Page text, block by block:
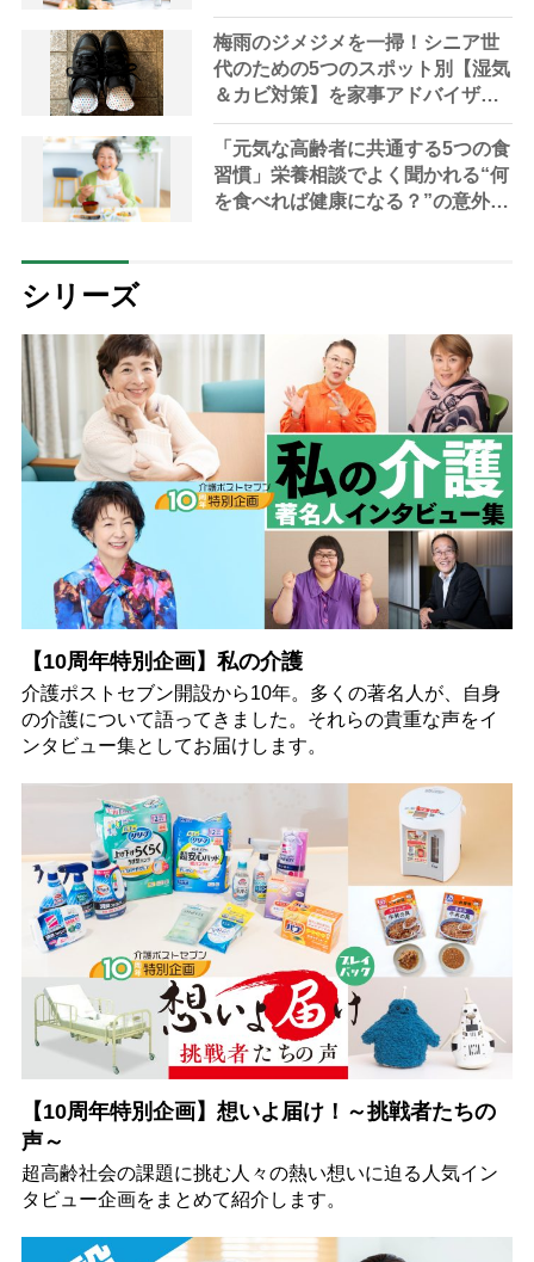
レシピ3選【管理栄養士提案】
梅雨のジメジメを一掃！シニア世
代のための5つのスポット別【湿気
＆カビ対策】を家事アドバイザー
が指南
「元気な高齢者に共通する5つの食
習慣」栄養相談でよく聞かれる“何
を食べれば健康になる？”の意外な
シリーズ
【10周年特別企画】私の介護
介護ポストセブン開設から10年。多くの著名人が、自身
の介護について語ってきました。それらの貴重な声をイ
ンタビュー集としてお届けします。
【10周年特別企画】想いよ届け！～挑戦者たちの
声～
超高齢社会の課題に挑む人々の熱い想いに迫る人気イン
タビュー企画をまとめて紹介します。